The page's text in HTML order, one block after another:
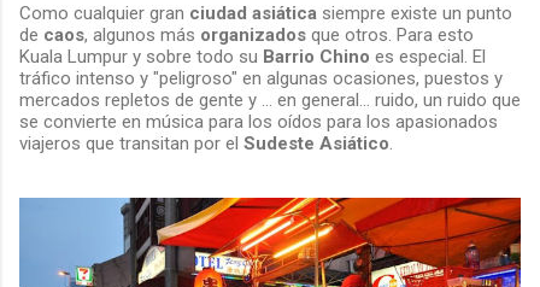
Como cualquier gran ciudad asiática siempre existe un punto
de caos, algunos más organizados que otros. Para esto
Kuala Lumpur y sobre todo su Barrio Chino es especial. El
tráfico intenso y "peligroso" en algunas ocasiones, puestos y
mercados repletos de gente y ... en general... ruido, un ruido que
se convierte en música para los oídos para los apasionados
viajeros que transitan por el Sudeste Asiático